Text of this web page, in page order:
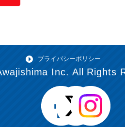
プライバシーポリシー
Inc. All Rights